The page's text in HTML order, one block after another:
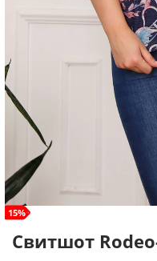
size+
15%
Свитшот